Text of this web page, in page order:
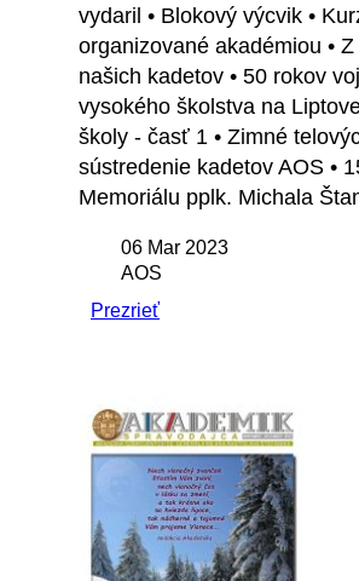
vydaril • Blokový výcvik •
organizované akadémiou •
našich kadetov • 50 rokov
vysokého školstva na
školy - časť 1 • Zimné
sústredenie kadetov AOS •
Memoriálu pplk. Michala
06 Mar 2023
AOS
Prezrieť